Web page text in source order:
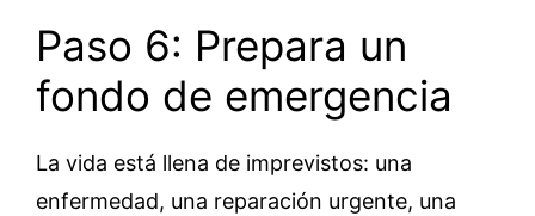
Paso 6: Prepara un
fondo de emergencia
La vida está llena de imprevistos: una
enfermedad, una reparación urgente, una